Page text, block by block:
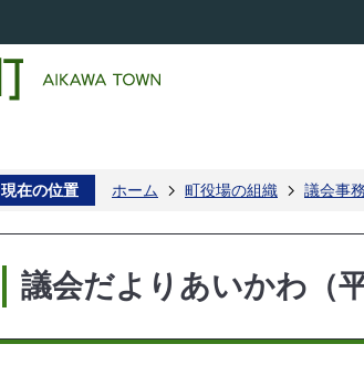
現在の位置 ホーム 町役場の組織 議会事
議会だよりあいかわ（